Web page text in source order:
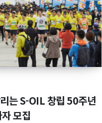
는 S-OIL 창립 50주년
모집